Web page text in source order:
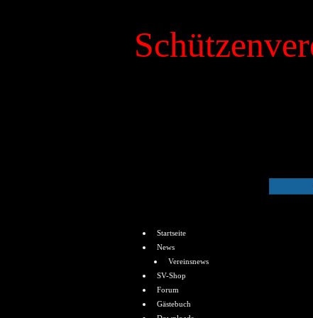
Startseite
News
Vereinsnews
SV-Shop
Forum
Gästebuch